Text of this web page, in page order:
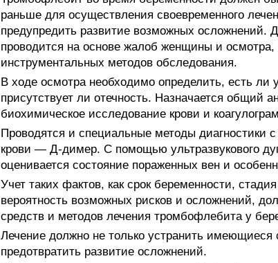
раньше для осуществления своевременного
предупредить развитие возможных осложнений.
проводится на основе жалоб женщины и осмотра,
инструментальных методов обследования.
В ходе осмотра необходимо определить, есть ли
присутствует ли отечность. Назначается общий
биохимическое исследование крови и
Проводятся и специальные методы диагностики
крови — Д-димер. С помощью ультразвукового
оценивается состояние пораженных вен и
Учет таких фактов, как срок беременности,
вероятность возможных рисков и осложнений,
средств и методов лечения тромбофлебита у
Лечение должно не только устранить
предотвратить развитие осложнений.